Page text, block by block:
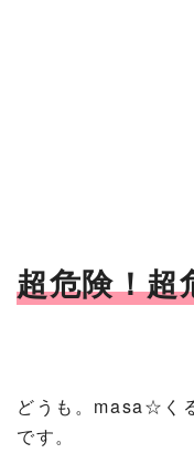
超危険！超
どうも。masa☆く
です。